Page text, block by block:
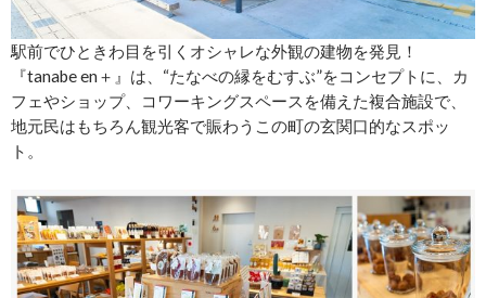
駅前でひときわ目を引くオシャレな外観の建物を発見！
『tanabe en＋』は、“たなべの縁をむすぶ”をコンセプトに、カ
フェやショップ、コワーキングスペースを備えた複合施設で、
地元民はもちろん観光客で賑わうこの町の玄関口的なスポッ
ト。